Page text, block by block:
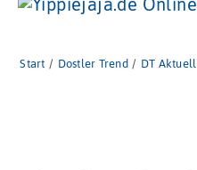
Start / Dostler Trend / DT Aktuell